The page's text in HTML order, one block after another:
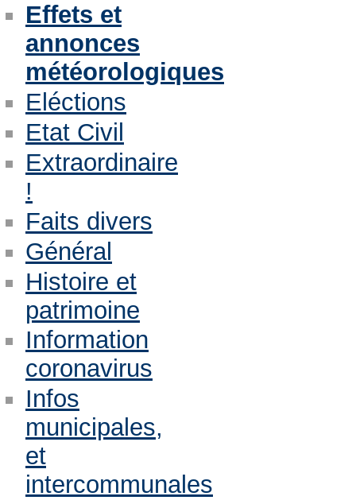
Effets et
annonces
météorologiques
Eléctions
Etat Civil
Extraordinaire
!
Faits divers
Général
Histoire et
patrimoine
Information
coronavirus
Infos
municipales,
et
intercommunales